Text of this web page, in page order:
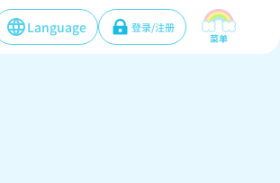
Language 登录/注册
菜单